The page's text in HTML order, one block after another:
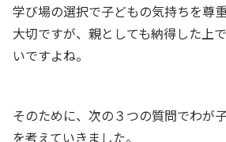
学び場の選択で子どもの気持ちを尊
大切ですが、親としても納得した上
いですよね。
そのために、次の３つの質問でわが
を考えていきました。